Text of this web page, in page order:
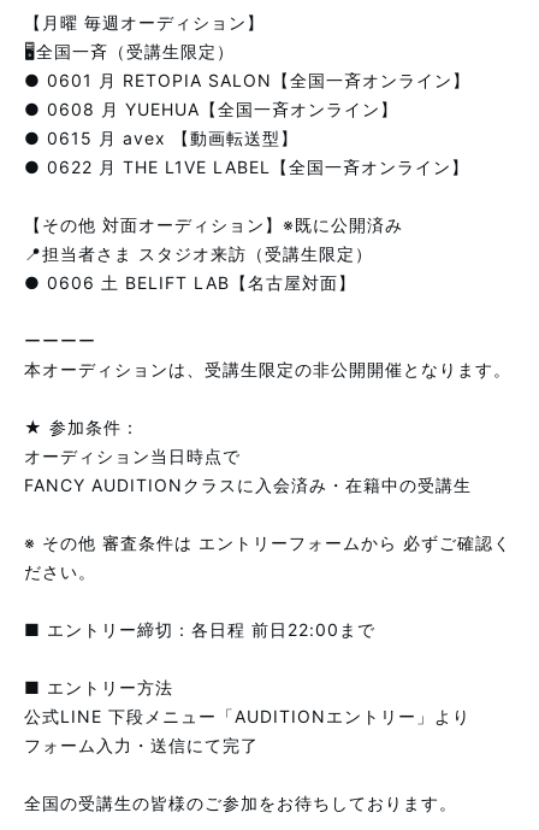
【月曜 毎週オーディション】
🖥全国一斉（受講生限定）
● 0601 月 RETOPIA SALON【全国一斉オンライン】
● 0608 月 YUEHUA【全国一斉オンライン】
● 0615 月 avex 【動画転送型】
● 0622 月 THE L1VE LABEL【全国一斉オンライン】
【その他 対面オーディション】※既に公開済み
📍担当者さま スタジオ来訪（受講生限定）
● 0606 土 BELIFT LAB【名古屋対面】
ーーーー
本オーディションは、受講生限定の非公開開催となります。
★ 参加条件：
オーディション当日時点で
FANCY AUDITIONクラスに入会済み・在籍中の受講生
※ その他 審査条件は エントリーフォームから 必ずご確認く
ださい。
■ エントリー締切：各日程 前日22:00まで
■ エントリー方法
公式LINE 下段メニュー「AUDITIONエントリー」より
フォーム入力・送信にて完了
全国の受講生の皆様のご参加をお待ちしております。